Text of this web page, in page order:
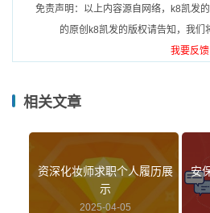
免责声明：以上内容源自网络，k8凯发
的原创k8凯发的版权请告知，我们
我要反馈
相关文章
资深化妆师求职个人履历展
示
2025-04-05
安